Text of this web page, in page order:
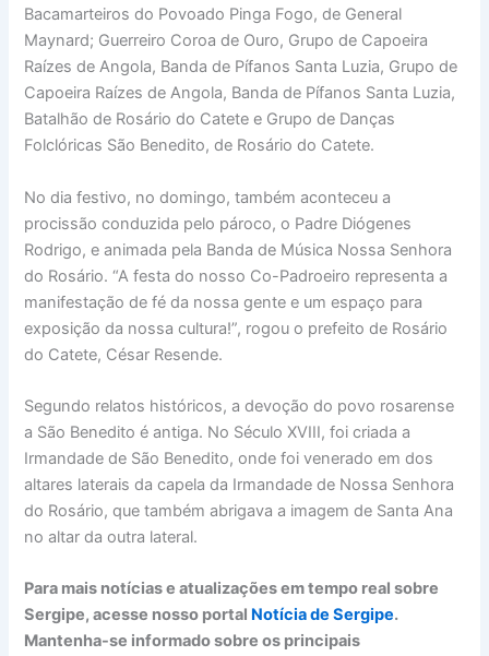
Bacamarteiros do Povoado Pinga Fogo, de General
Maynard; Guerreiro Coroa de Ouro, Grupo de Capoeira
Raízes de Angola, Banda de Pífanos Santa Luzia, Grupo de
Capoeira Raízes de Angola, Banda de Pífanos Santa Luzia,
Batalhão de Rosário do Catete e Grupo de Danças
Folclóricas São Benedito, de Rosário do Catete.
No dia festivo, no domingo, também aconteceu a
procissão conduzida pelo pároco, o Padre Diógenes
Rodrigo, e animada pela Banda de Música Nossa Senhora
do Rosário. “A festa do nosso Co-Padroeiro representa a
manifestação de fé da nossa gente e um espaço para
exposição da nossa cultura!”, rogou o prefeito de Rosário
do Catete, César Resende.
Segundo relatos históricos, a devoção do povo rosarense
a São Benedito é antiga. No Século XVIII, foi criada a
Irmandade de São Benedito, onde foi venerado em dos
altares laterais da capela da Irmandade de Nossa Senhora
do Rosário, que também abrigava a imagem de Santa Ana
no altar da outra lateral.
Para mais notícias e atualizações em tempo real sobre
Sergipe, acesse nosso portal Notícia de Sergipe.
Mantenha-se informado sobre os principais